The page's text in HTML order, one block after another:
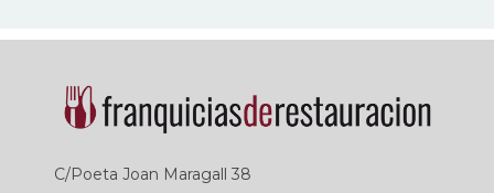
C/Poeta Joan Maragall 38